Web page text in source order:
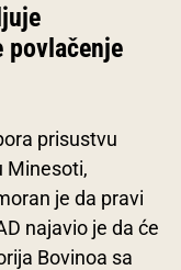
povlačenje
prisustvu
Minesoti,
je da pravi
najavio je da će
Bovinoa sa